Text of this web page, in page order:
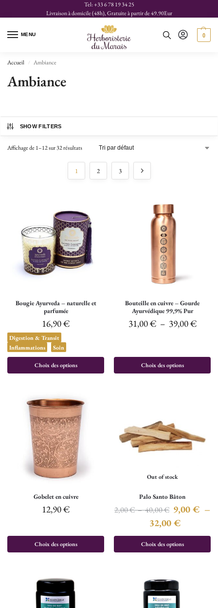
Tel: +33 6 78 19 34 25
Livraison à domicile (48h), Gratuite à partir de 49.90Eur
MENU 0
Accueil / Ambiance
Ambiance
SHOW FILTERS
Affichage de 1–12 sur 32 résultats
1 2 3
Bougie Ayurveda – naturelle et
parfumée
16,90€
Digestion & Transit
Inflammations
Soin
Choix des options
Bouteille en cuivre – Gourde
Ayurvédique 99,9% Pur
31,00€ – 39,00€
Choix des options
Gobelet en cuivre
12,90€
Choix des options
Out of stock
Palo Santo Bâton
2,00€–40,00€ 9,00 € –
32,00 €
Choix des options